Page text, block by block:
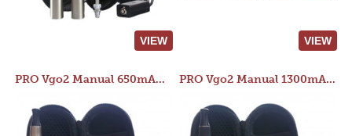
VIEW VIEW
PRO Vgo2 Manual 650mAh Kit PRO Vgo2 Manual 1300mAh Kit